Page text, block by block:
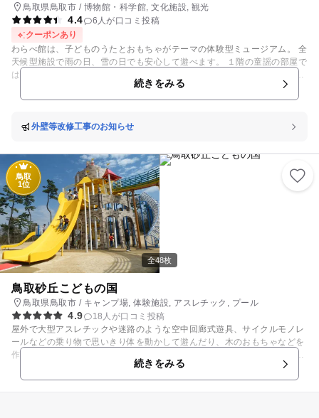
鳥取県鳥取市 / 博物館・科学館, 文化施設, 観光
4.4
6人が口コミ投稿
クーポンあり
わらべ館は、子どものうたとおもちゃがテーマの体験型ミュージアム。 全
天候型施設で雨の日、雪の日でも安心して遊べます。 １階の童謡の部屋で
は、懐かしいわらべ歌から現代のアニメソングまで、親子で歌える曲が流
れます。 昭和初期の教室を再現した一角もあり、当時の授業を雰囲気を味
わうことができます。 お子様連れには音声ガイド付きで楽器の演奏体験の
もちゃ約２，０００点を展示するほか、実際に手に取って遊ぶことができ
やおもちゃ工房でのオリジナルおもちゃづくり体験など、様々なイベント
を開催しています。
続きをみる
外壁等改修工事のお知らせ
全48枚
鳥取
1位
鳥取砂丘こどもの国
鳥取県鳥取市 / キャンプ場, 体験施設, アスレチック, プール
4.9
18人が口コミ投稿
屋外で大型アスレチックや迷路のような空中回廊式遊具、サイクルモノレ
ールなどの乗り物で思いきり体を動かして遊んだり、木のおもちゃなどを
作れる木工工房、陶芸やねんど工作が楽しめる砂の工房で親子一緒にもの
づくりにチャレンジしたりと、いろいろな楽しみ方ができる施設です。 広
い芝生広場もあるので、のんびりとくつろぐこともできます！ 夏場にはプ
続きをみる